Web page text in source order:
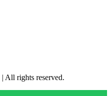
All rights reserved.